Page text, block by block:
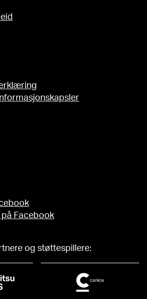
på Facebook
og støttespillere: